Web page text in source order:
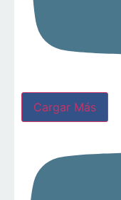
Cargar Más